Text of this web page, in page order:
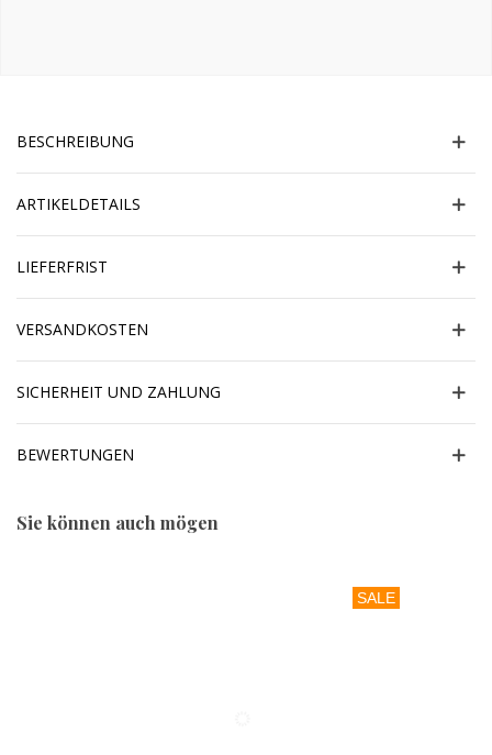
BESCHREIBUNG
ARTIKELDETAILS
LIEFERFRIST
VERSANDKOSTEN
SICHERHEIT UND ZAHLUNG
BEWERTUNGEN
Sie können auch mögen
SALE